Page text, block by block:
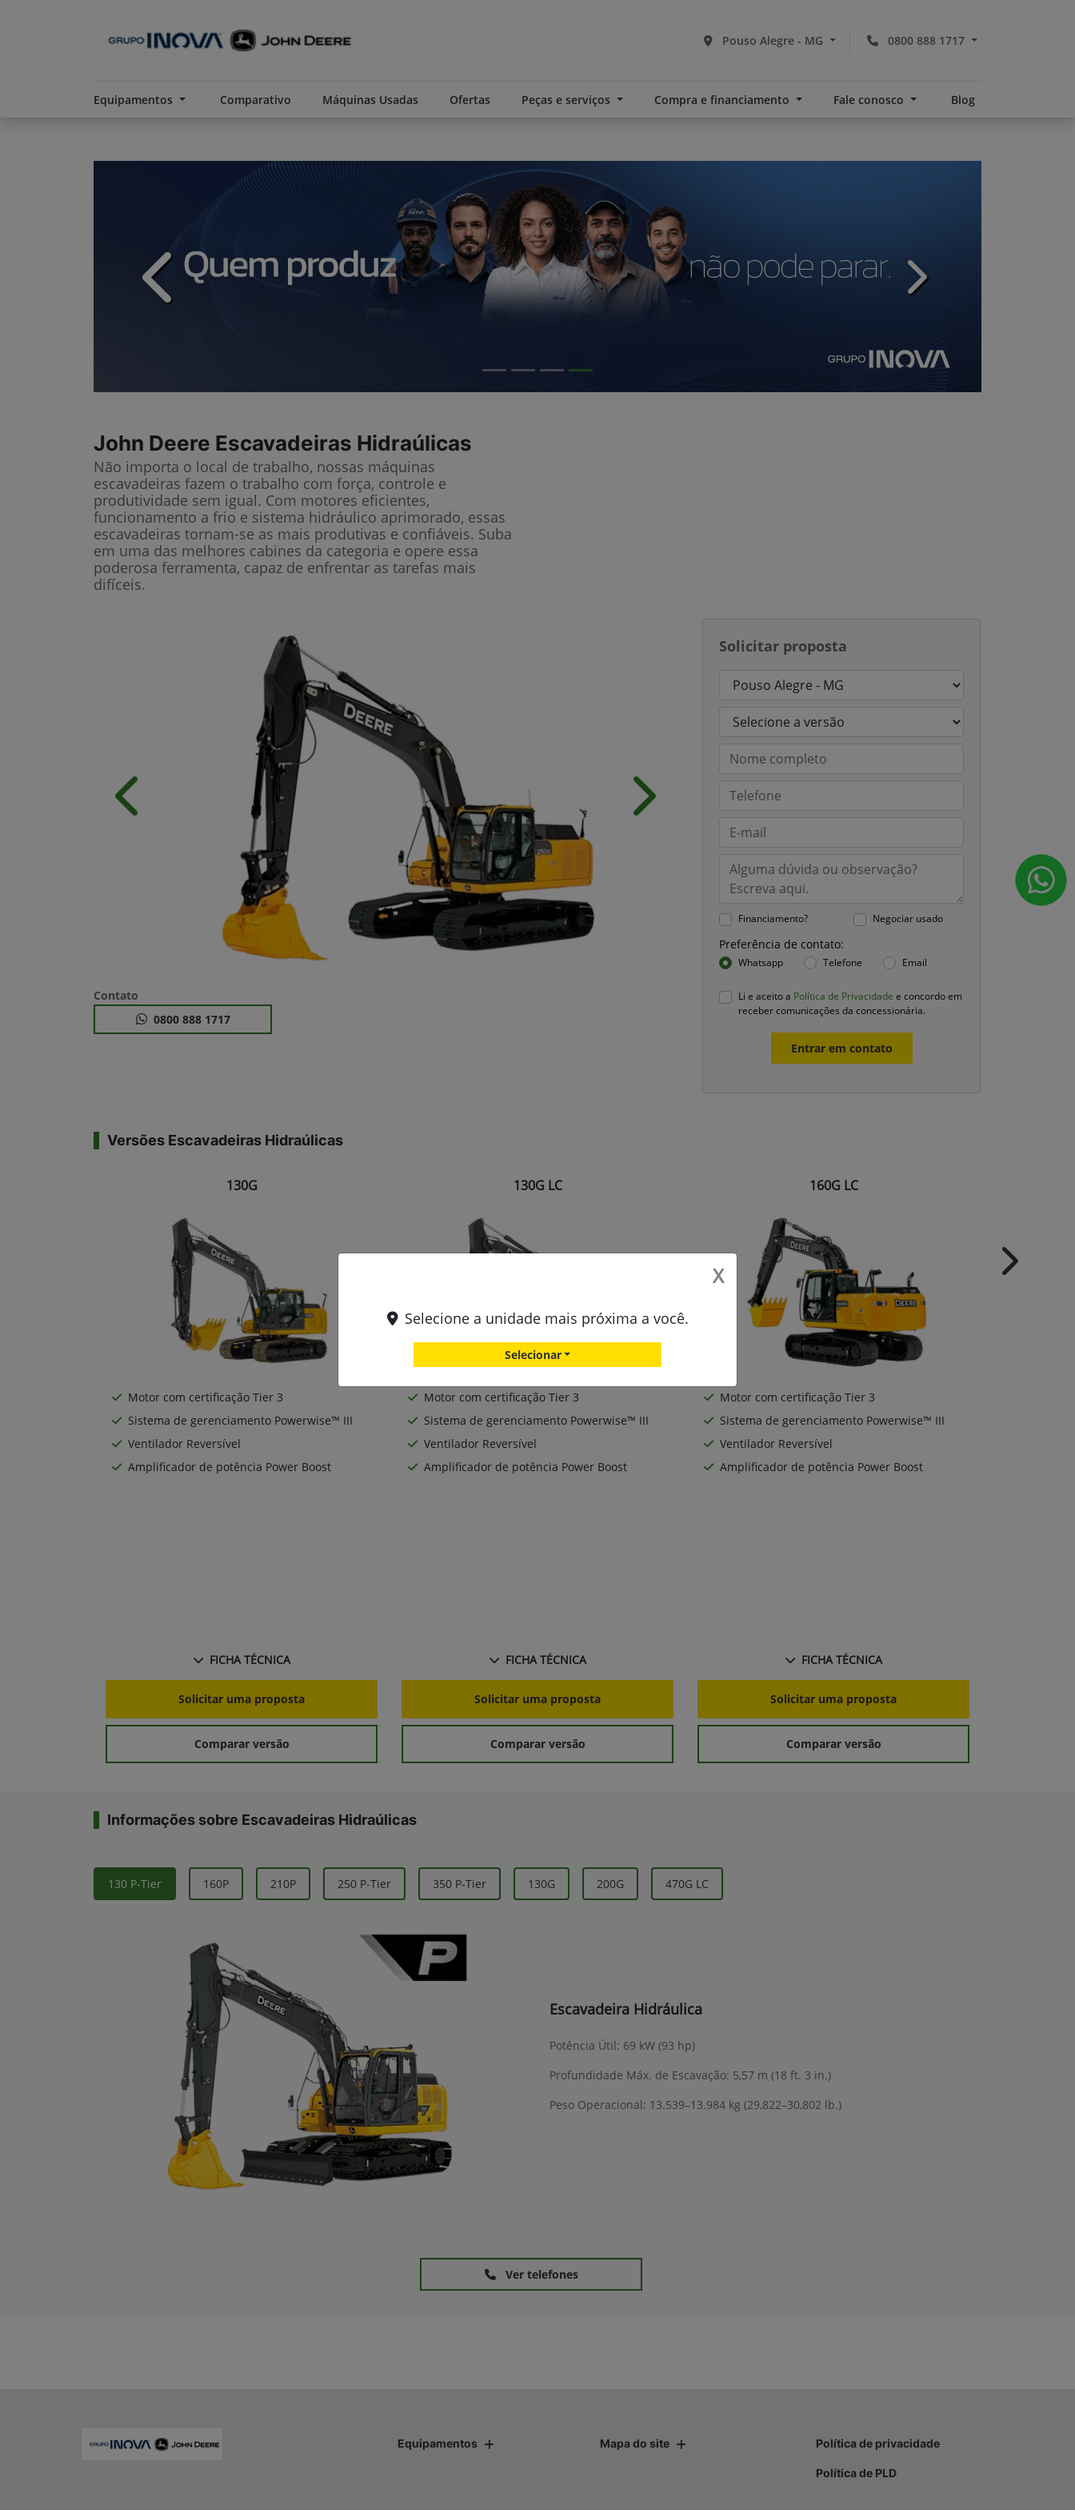
0800 888 1717
Pouso Alegre - MG
Equipamentos Comparativo Máquinas Usadas Ofertas Peças e serviços Compra e financiamento Fale conosco Blog
templates.template-01.components.carousel.texts.control_prev templates.template-
John Deere Escavadeiras Hidraúlicas
Não importa o local de trabalho, nossas máquinas
escavadeiras fazem o trabalho com força, controle e
produtividade sem igual. Com motores eficientes,
funcionamento a frio e sistema hidráulico aprimorado, essas
escavadeiras tornam-se as mais produtivas e confiáveis. Suba
em uma das melhores cabines da categoria e opere essa
poderosa ferramenta, capaz de enfrentar as tarefas mais
difíceis.
Solicitar proposta
Financiamento? Negociar usado
Preferência de contato:
Whatsapp Telefone Email
Li e aceito a Política de Privacidade e concordo em
receber comunicações da concessionária.
Entrar em contato
Anterior Próximo
Contato
0800 888 1717
Versões Escavadeiras Hidraúlicas
130G
Motor com certificação Tier 3
Sistema de gerenciamento Powerwise™ III
Ventilador Reversível
Amplificador de potência Power Boost
FICHA TÉCNICA
Solicitar uma proposta
Comparar versão
130G LC
Motor com certificação Tier 3
Sistema de gerenciamento Powerwise™ III
Ventilador Reversível
Amplificador de potência Power Boost
FICHA TÉCNICA
Solicitar uma proposta
Comparar versão
160G LC
Motor com certificação Tier 3
Sistema de gerenciamento Powerwise™ III
Ventilador Reversível
Amplificador de potência Power Boost
FICHA TÉCNICA
Solicitar uma proposta
Comparar versão
Next
Informações sobre Escavadeiras Hidraúlicas
130 P-Tier 160P 210P 250 P-Tier 350 P-Tier 130G 200G 470G LC
Escavadeira Hidráulica
Potência Útil: 69 kW (93 hp)
Profundidade Máx. de Escavação: 5,57 m (18 ft. 3 in.)
Peso Operacional: 13.539–13.984 kg (29,822–30,802 lb.)
Ver telefones
Equipamentos Mapa do site Política de privacidade
Política de PLD
X
Selecione a unidade mais próxima a você.
Selecionar